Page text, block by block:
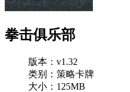
拳击俱乐部
版本：v1.32
类别：策略卡牌
大小：125MB